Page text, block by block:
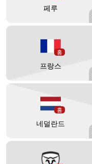
페루
홈
프랑스
홈
네덜란드